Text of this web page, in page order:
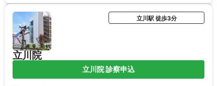
立川院
立川駅 徒歩3分
立川院 診察申込